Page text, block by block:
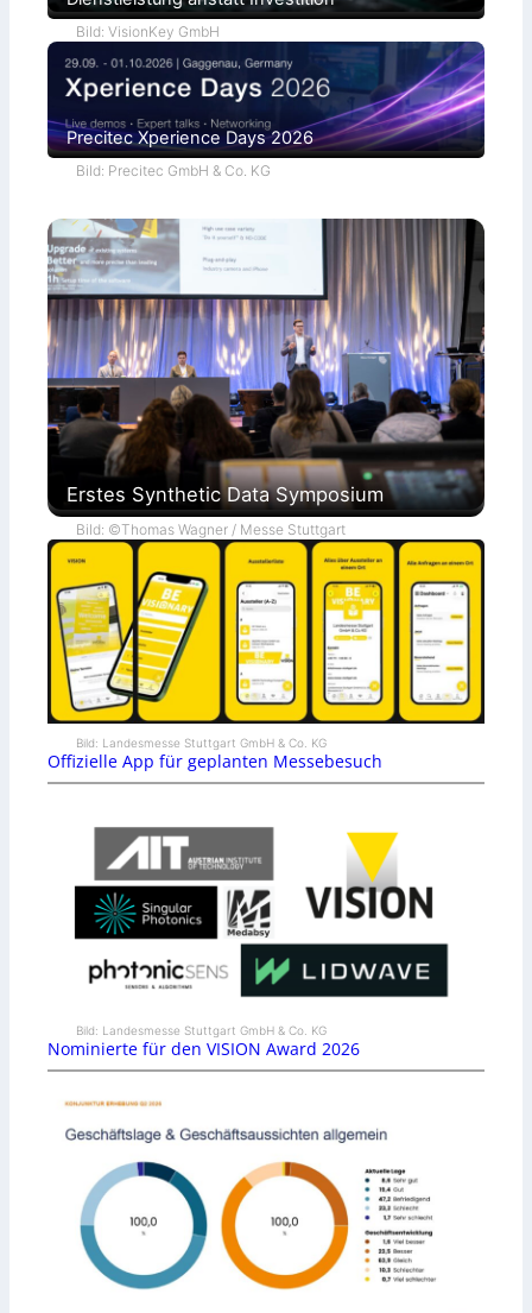
a
Bild: VisionKey GmbH
Precitec Xperience Days 2026
Bild: Precitec GmbH & Co. KG
Erstes Synthetic Data Symposium
Bild: ©Thomas Wagner / Messe Stuttgart
Bild: Landesmesse Stuttgart GmbH & Co. KG
Offizielle App für geplanten Messebesuch
Bild: Landesmesse Stuttgart GmbH & Co. KG
Nominierte für den VISION Award 2026